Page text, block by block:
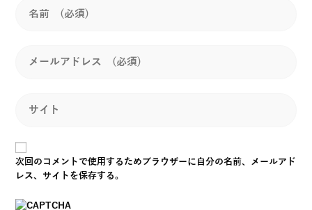
次回のコメントで使用するためブラウザーに自分の名前、メールアド
レス、サイトを保存する。